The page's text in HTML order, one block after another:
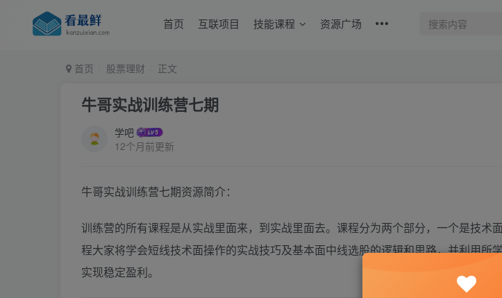
首页 互联项目 技能课程 资源广场
首页 股票理财 正文
牛哥实战训练营七期
学吧
12个月前更新
牛哥实战训练营七期资源简介：
训练营的所有课程是从实战里面来，到实战里面去。课程分为两个部分，一个是技术
程大家将学会短线技术面操作的实战技巧及基本面中线选股的逻辑和思路，并利用所
实现稳定盈利。